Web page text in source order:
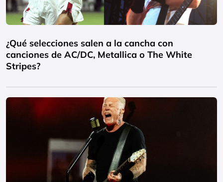
¿Qué selecciones salen a la cancha con
canciones de AC/DC, Metallica o The White
Stripes?